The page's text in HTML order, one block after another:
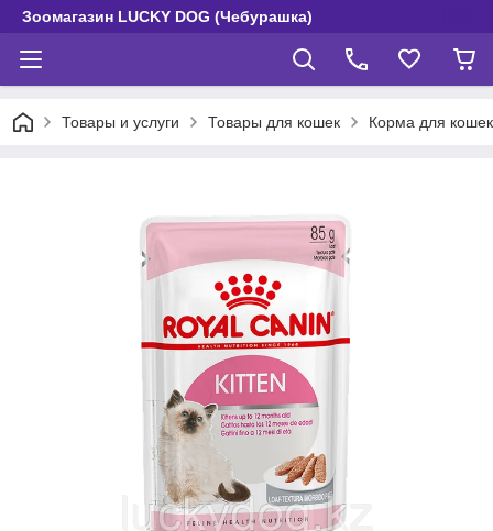
Зоомагазин LUCKY DOG (Чебурашка)
Товары и услуги Товары для кошек Корма для